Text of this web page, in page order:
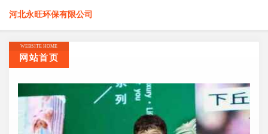
河北永旺环保有限公司
WEBSITE HOME
网站首页